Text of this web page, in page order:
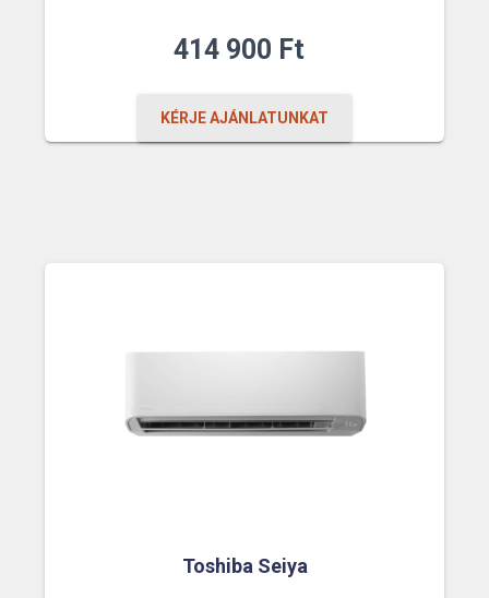
414 900 Ft
KÉRJE AJÁNLATUNKAT
Toshiba Seiya